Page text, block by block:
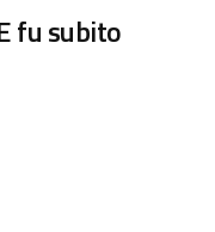
fu subito